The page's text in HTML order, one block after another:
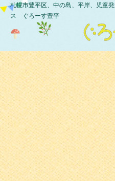
札幌市豊平区、中の島、平岸、児童
ス ぐろーす豊平